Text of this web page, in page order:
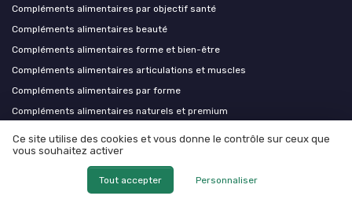
Compléments alimentaires par objectif santé
Compléments alimentaires beauté
Compléments alimentaires forme et bien-être
Compléments alimentaires articulations et muscles
Compléments alimentaires par forme
Compléments alimentaires naturels et premium
Ce site utilise des cookies et vous donne le contrôle sur ceux que
vous souhaitez activer
Tout accepter Personnaliser